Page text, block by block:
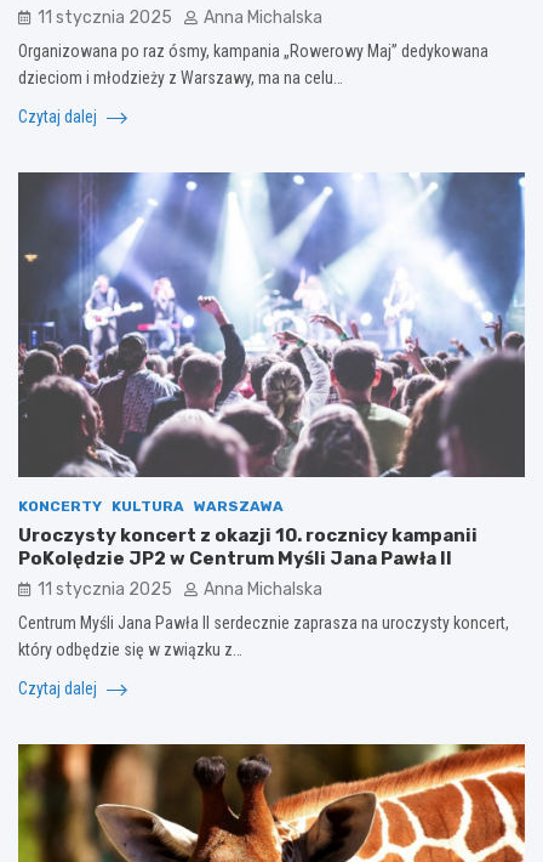
11 stycznia 2025 Anna Michalska
Organizowana po raz ósmy, kampania „Rowerowy Maj” dedykowana
dzieciom i młodzieży z Warszawy, ma na celu…
Czytaj dalej
KONCERTY KULTURA WARSZAWA
Uroczysty koncert z okazji 10. rocznicy kampanii
PoKolędzie JP2 w Centrum Myśli Jana Pawła II
11 stycznia 2025 Anna Michalska
Centrum Myśli Jana Pawła II serdecznie zaprasza na uroczysty koncert,
który odbędzie się w związku z…
Czytaj dalej